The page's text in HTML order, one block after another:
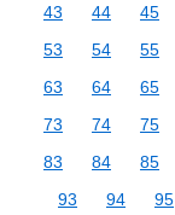
43
44 45
53
54 55
63
64 65
73
74 75
83
84 85
93
94 95